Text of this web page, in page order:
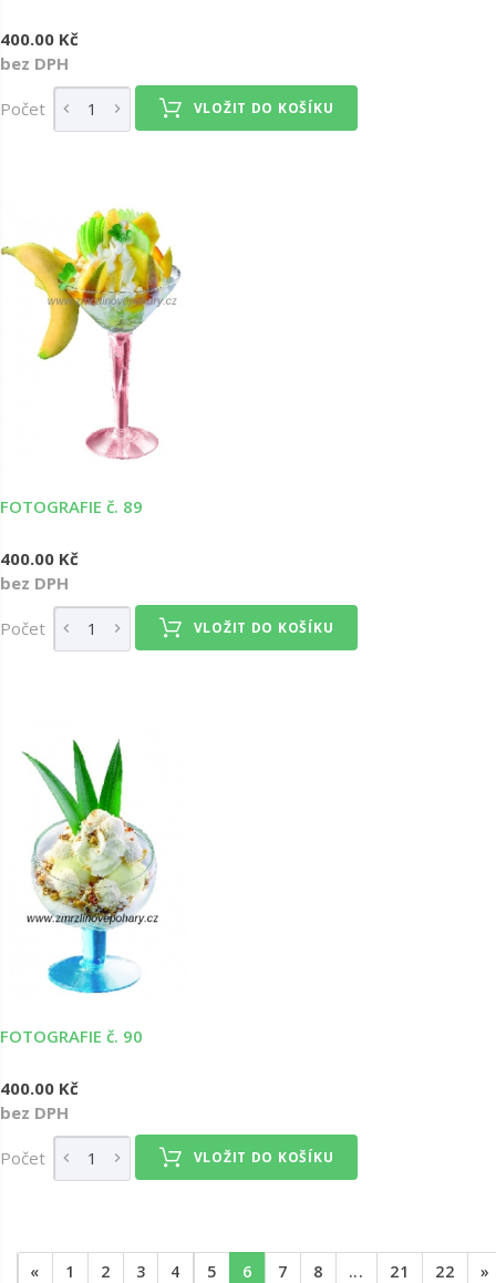
400.00 Kč
bez DPH
Počet VLOŽIT DO KOŠÍKU
FOTOGRAFIE č. 89
400.00 Kč
bez DPH
Počet VLOŽIT DO KOŠÍKU
FOTOGRAFIE č. 90
400.00 Kč
bez DPH
Počet VLOŽIT DO KOŠÍKU
« 1 2 3 4 5 6 7 8 ... 21 22 »